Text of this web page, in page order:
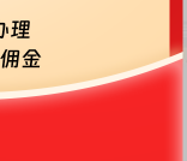
暂无数据